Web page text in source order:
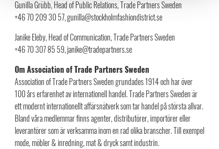
Gunilla Grübb, Head of Public Relations, Trade Partners Sweden
+46 70 209 30 57, gunilla@stockholmfashiondistrict.se
Janike Eleby, Head of Communication, Trade Partners Sweden
+46 70 307 85 59, janike@tradepartners.se
Om Association of Trade Partners Sweden
Association of Trade Partners Sweden grundades 1914 och har över
100 års erfarenhet av internationell handel. Trade Partners Sweden är
ett modernt internationellt affärsnätverk som tar handel på största allvar.
Bland våra medlemmar finns agenter, distributörer, importörer eller
leverantörer som är verksamma inom en rad olika branscher. Till exempel
mode, möbler & inredning, mat & dryck samt industrin.